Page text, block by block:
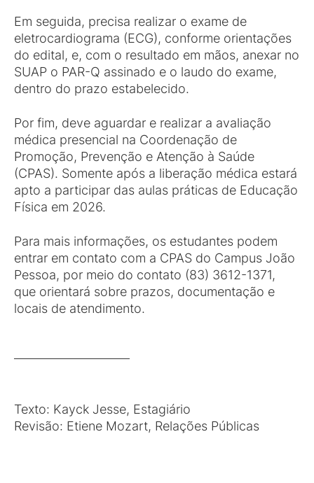
Em seguida, precisa realizar o exame de
eletrocardiograma (ECG), conforme orientações
do edital, e, com o resultado em mãos, anexar no
SUAP o PAR-Q assinado e o laudo do exame,
dentro do prazo estabelecido.
Por fim, deve aguardar e realizar a avaliação
médica presencial na Coordenação de
Promoção, Prevenção e Atenção à Saúde
(CPAS). Somente após a liberação médica estará
apto a participar das aulas práticas de Educação
Física em 2026.
Para mais informações, os estudantes podem
entrar em contato com a CPAS do Campus João
Pessoa, por meio do contato (83) 3612-1371,
que orientará sobre prazos, documentação e
locais de atendimento.
Texto: Kayck Jesse, Estagiário
Revisão: Etiene Mozart, Relações Públicas